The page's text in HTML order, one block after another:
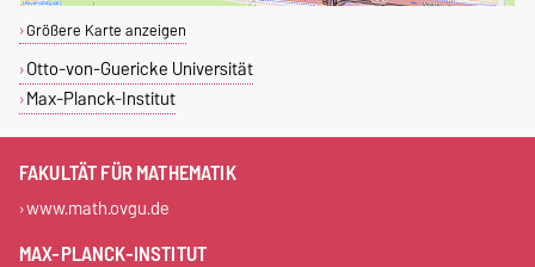
Größere Karte anzeigen
Otto-von-Guericke Universität
Max-Planck-Institut
FAKULTÄT FÜR MATHEMATIK
www.math.ovgu.de
MAX-PLANCK-INSTITUT